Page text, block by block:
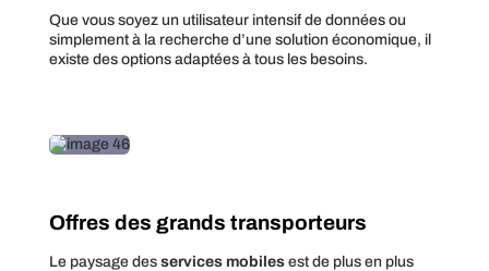
Que vous soyez un utilisateur intensif de données ou
simplement à la recherche d’une solution économique, il
existe des options adaptées à tous les besoins.
Offres des grands transporteurs
Le paysage des services mobilesest de plus en plus